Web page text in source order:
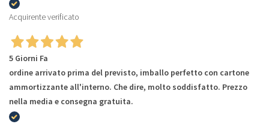
Acquirente verificato
5 Giorni Fa
ordine arrivato prima del previsto, imballo perfetto con cartone
ammortizzante all'interno. Che dire, molto soddisfatto. Prezzo
nella media e consegna gratuita.